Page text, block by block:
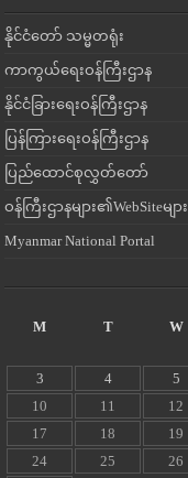
နိုင်ငံတော် သမ္မတရုံး
ကာကွယ်ရေးဝန်ကြီးဌာန
နိုင်ငံခြားရေးဝန်ကြီးဌာန
ပြန်ကြားရေးဝန်ကြီးဌာန
ပြည်ထောင်စုလွှတ်တော်
ဝန်ကြီးဌာနများ၏WebSiteများ
Myanmar National Portal
M
T W
3
4 5
10
11 12
17
18 19
24
25 26